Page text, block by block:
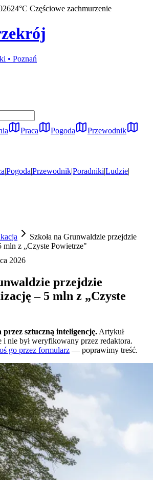
24°C Częściowe zachmurzenie
• Poznań
Praca Pogoda
Przewodnik
|Pogoda|Przewodnik|Poradniki|Ludzie|
Szkoła na Grunwaldzie przejdzie
mln z „Czyste Powietrze"
2026
przejdzie
– 5 mln z „Czyste
przez sztuczną inteligencję. Artykuł
i nie był weryfikowany przez redaktora.
go przez formularz — poprawimy treść.